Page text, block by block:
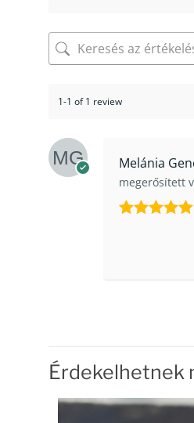
1-1 of 1 review
Melánia
megerősített
Érdekelhetnek